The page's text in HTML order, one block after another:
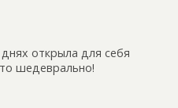
открыла для себя
шедеврально!